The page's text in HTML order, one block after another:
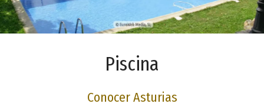
Piscina
Conocer Asturias